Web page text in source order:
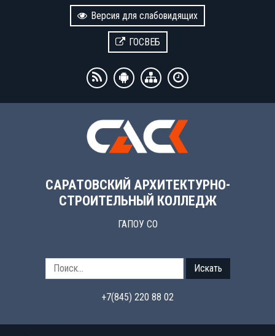
Версия для слабовидящих
ГОСВЕБ
САРАТОВСКИЙ АРХИТЕКТУРНО-
СТРОИТЕЛЬНЫЙ КОЛЛЕДЖ
ГАПОУ СО
Искать
+7(845) 220 88 02